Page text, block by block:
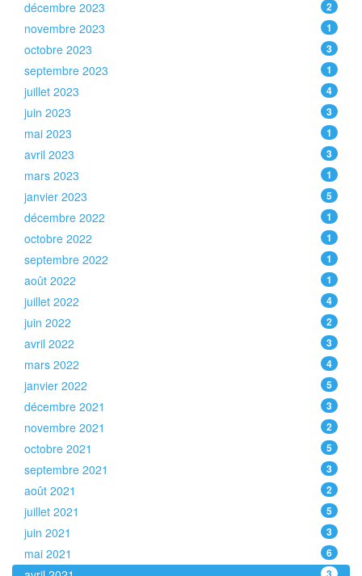
décembre 2023 2
novembre 2023 1
octobre 2023 3
septembre 2023 1
juillet 2023 4
juin 2023 3
mai 2023 1
avril 2023 3
mars 2023 1
janvier 2023 5
décembre 2022 1
octobre 2022 1
septembre 2022 1
août 2022 1
juillet 2022 4
juin 2022 2
avril 2022 3
mars 2022 4
janvier 2022 5
décembre 2021 3
novembre 2021 2
octobre 2021 5
septembre 2021 3
août 2021 2
juillet 2021 5
juin 2021 3
mai 2021 6